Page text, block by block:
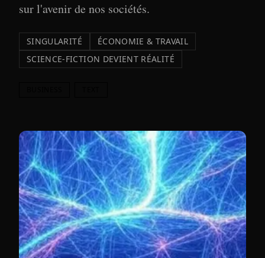
sur l'avenir de nos sociétés.
SINGULARITÉ
ÉCONOMIE & TRAVAIL
SCIENCE-FICTION DEVIENT RÉALITÉ